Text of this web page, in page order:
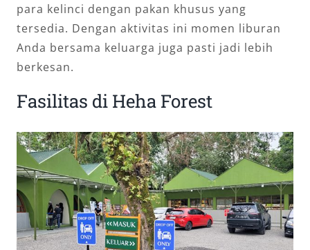
para kelinci dengan pakan khusus yang
tersedia. Dengan aktivitas ini momen liburan
Anda bersama keluarga juga pasti jadi lebih
berkesan.
Fasilitas di Heha Forest